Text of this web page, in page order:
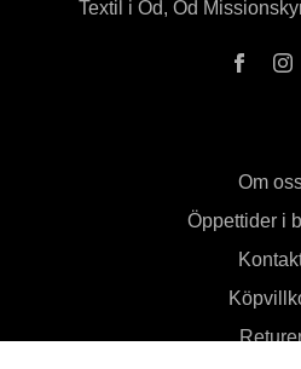
Textil i Od, Od
Om
Öppettider i